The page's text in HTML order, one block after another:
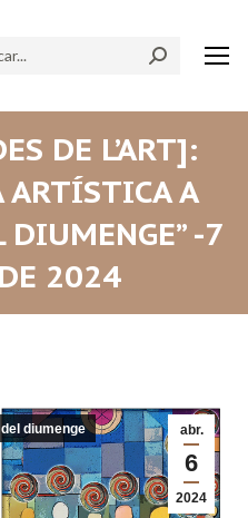
DE L’ART]:
ARTÍSTICA A
DIUMENGE” -7
2024
abr.
6
2024
diumenge